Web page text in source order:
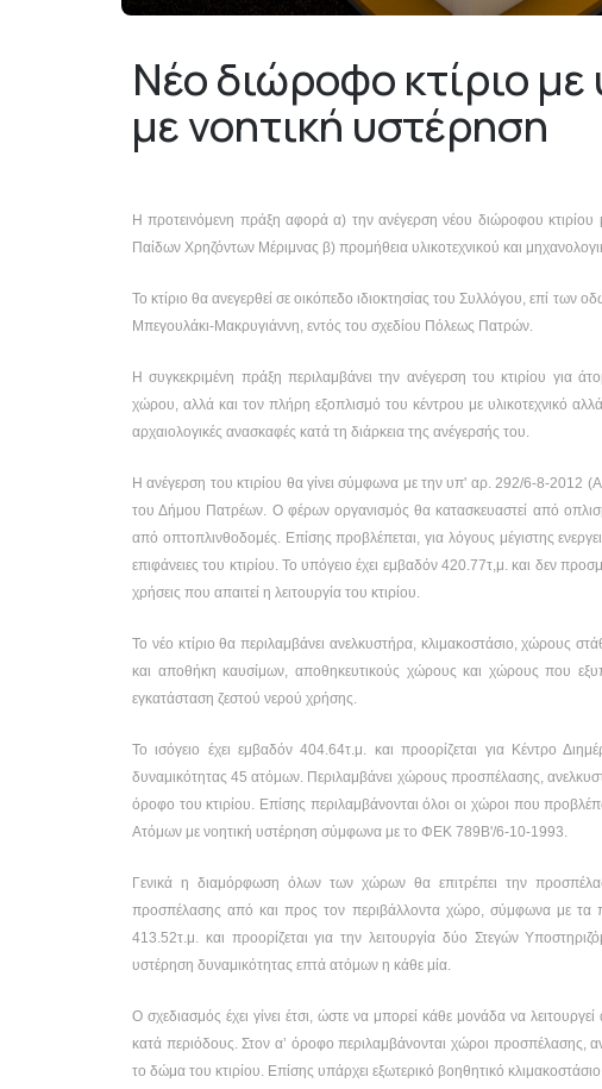
Νέο διώροφο κτίριο με
με νοητική υστέρηση
Η προτεινόμενη πράξη αφορά α) την ανέγερση νέου διώροφου
Παίδων Χρηζόντων Μέριμνας β) προμήθεια υλικοτεχνικού και
Το κτίριο θα ανεγερθεί σε οικόπεδο ιδιοκτησίας του Συλλόγου, επί
Μπεγουλάκι-Μακρυγιάννη, εντός του σχεδίου Πόλεως Πατρών.
Η συγκεκριμένη πράξη περιλαμβάνει την ανέγερση του κτιρίου για
χώρου, αλλά και τον πλήρη εξοπλισμό του κέντρου με υλικοτεχνικό
αρχαιολογικές ανασκαφές κατά τη διάρκεια της ανέγερσής του.
Η ανέγερση του κτιρίου θα γίνει σύμφωνα με την υπ' αρ. 292/6-8-
του Δήμου Πατρέων. Ο φέρων οργανισμός θα κατασκευαστεί από
από οπτοπλινθοδομές. Επίσης προβλέπεται, για λόγους μέγιστης
επιφάνειες του κτιρίου. Το υπόγειο έχει εμβαδόν 420.77τ,μ. και δεν
χρήσεις που απαιτεί η λειτουργία του κτιρίου.
Το νέο κτίριο θα περιλαμβάνει ανελκυστήρα, κλιμακοστάσιο, χώρους
και αποθήκη καυσίμων, αποθηκευτικούς χώρους και χώρους που
εγκατάσταση ζεστού νερού χρήσης.
Το ισόγειο έχει εμβαδόν 404.64τ.μ. και προορίζεται για Κέντρο
δυναμικότητας 45 ατόμων. Περιλαμβάνει χώρους προσπέλασης,
όροφο του κτιρίου. Επίσης περιλαμβάνονται όλοι οι χώροι που
Ατόμων με νοητική υστέρηση σύμφωνα με το ΦΕΚ 789Β'/6-10-1993.
Γενικά η διαμόρφωση όλων των χώρων θα επιτρέπει την
προσπέλασης από και προς τον περιβάλλοντα χώρο, σύμφωνα με τα
413.52τ.μ. και προορίζεται για την λειτουργία δύο Στεγών
υστέρηση δυναμικότητας επτά ατόμων η κάθε μία.
Ο σχεδιασμός έχει γίνει έτσι, ώστε να μπορεί κάθε μονάδα να
κατά περιόδους. Στον α’ όροφο περιλαμβάνονται χώροι προσπέλασης,
το δώμα του κτιρίου. Επίσης υπάρχει εξωτερικό βοηθητικό